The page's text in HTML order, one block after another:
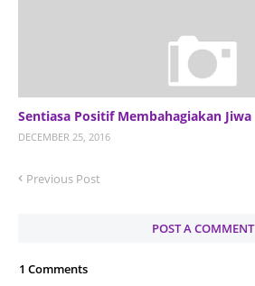
Sentiasa Positif Membahagiakan Jiwa
DECEMBER 25, 2016
Previous Post
POST A COMMENT
1 Comments